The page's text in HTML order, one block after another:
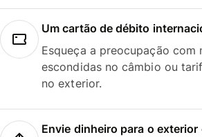
Um cartão de débito
Esqueça a preocupação com
escondidas no câmbio ou
no exterior.
Envie dinheiro para o exterior